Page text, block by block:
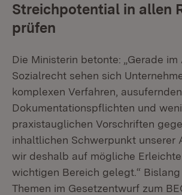
Streichpotential in allen
prüfen
Die Ministerin betonte: „Gerade
Sozialrecht sehen sich
komplexen Verfahren, ausufernden
Dokumentationspflichten und
praxistauglichen Vorschriften
inhaltlichen Schwerpunkt unserer
wir deshalb auf mögliche
wichtigen Bereich gelegt.“
Themen im Gesetzentwurf zum